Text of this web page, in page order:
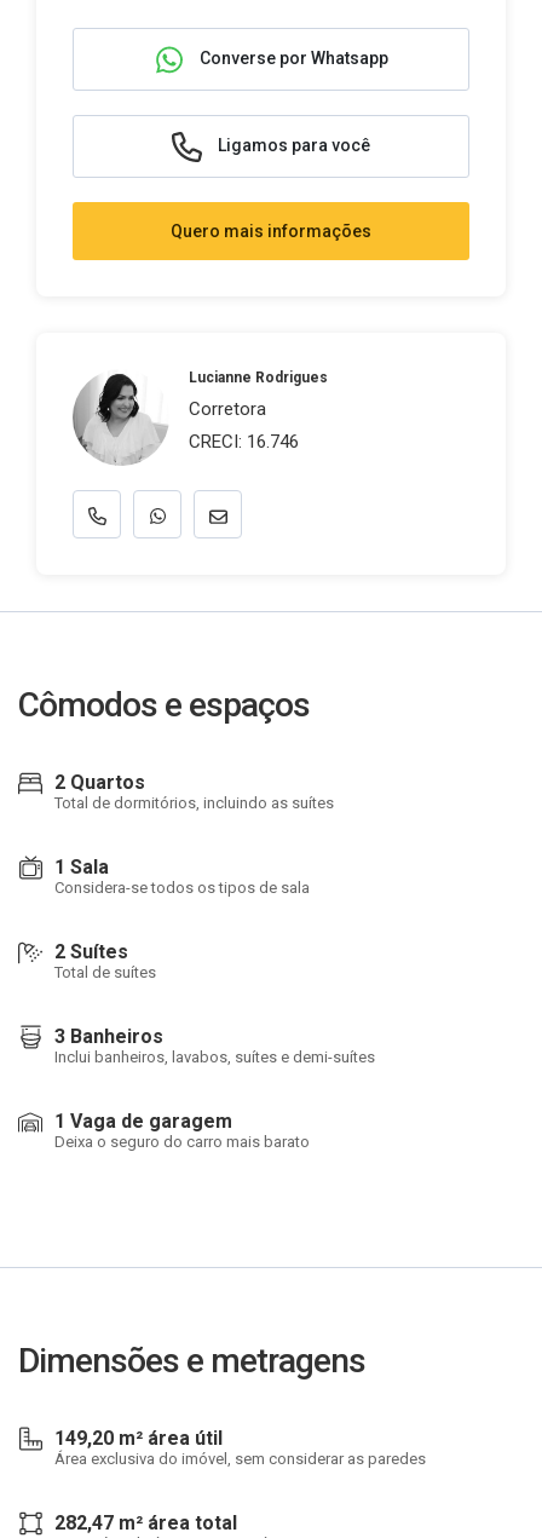
Converse por Whatsapp
Ligamos para você
Quero mais informações
Lucianne Rodrigues
Corretora
CRECI: 16.746
Cômodos e espaços
2 Quartos
Total de dormitórios, incluindo as suítes
1 Sala
Considera-se todos os tipos de sala
2 Suítes
Total de suítes
3 Banheiros
Inclui banheiros, lavabos, suítes e demi-suítes
1 Vaga de garagem
Deixa o seguro do carro mais barato
Dimensões e metragens
149,20 m² área útil
Área exclusiva do imóvel, sem considerar as paredes
282,47 m² área total